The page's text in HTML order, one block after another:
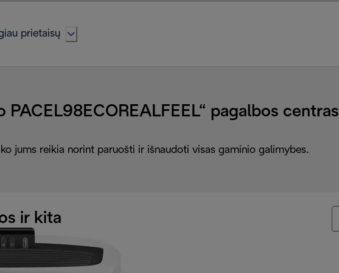
prietaisų
PACEL98ECOREALFEEL“ pagalbos centras
jums reikia norint paruošti ir išnaudoti visas gaminio galimybes.
ir kita